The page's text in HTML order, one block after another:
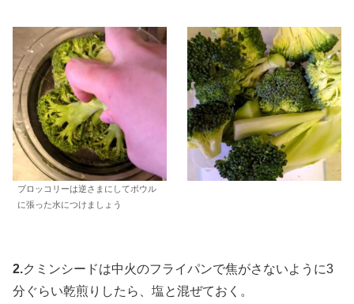
ブロッコリーは逆さまにしてボウル
に張った水につけましょう
2.クミンシードは中火のフライパンで焦がさないように3
分ぐらい乾煎りしたら、塩と混ぜておく。